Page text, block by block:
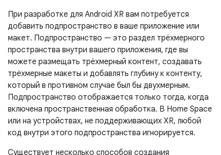
При разработке для Android XR вам потребуется
добавить подпространство в ваше приложение или
макет. Подпространство — это раздел трёхмерного
пространства внутри вашего приложения, где вы
можете размещать трёхмерный контент, создавать
трёхмерные макеты и добавлять глубину к контенту,
который в противном случае был бы двухмерным.
Подпространство отображается только тогда, когда
включена пространственная обработка. В Home Space
или на устройствах, не поддерживающих XR, любой
код внутри этого подпространства игнорируется.
Существует несколько способов создания